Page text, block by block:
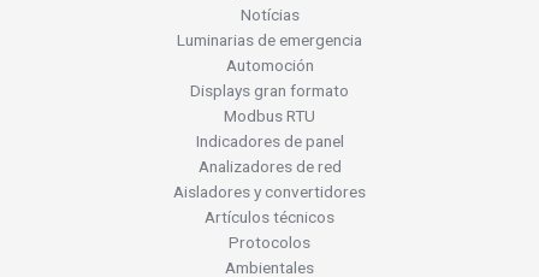
Notícias
Luminarias de emergencia
Automoción
Displays gran formato
Modbus RTU
Indicadores de panel
Analizadores de red
Aisladores y convertidores
Artículos técnicos
Protocolos
Ambientales